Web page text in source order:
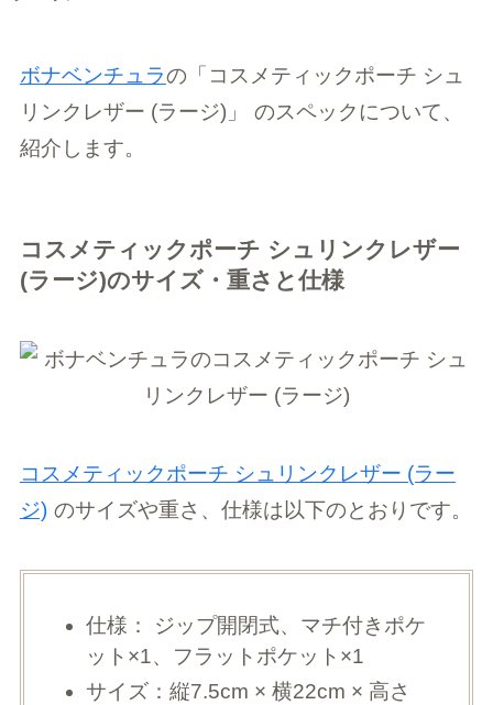
ボナベンチュラの「コスメティックポーチ シュ
リンクレザー (ラージ)」 のスペックについて、
紹介します。
コスメティックポーチ シュリンクレザー
(ラージ)のサイズ・重さと仕様
コスメティックポーチ シュリンクレザー (ラー
ジ) のサイズや重さ、仕様は以下のとおりです。
仕様： ジップ開閉式、マチ付きポケ
ット×1、フラットポケット×1
サイズ：縦7.5cm × 横22cm × 高さ